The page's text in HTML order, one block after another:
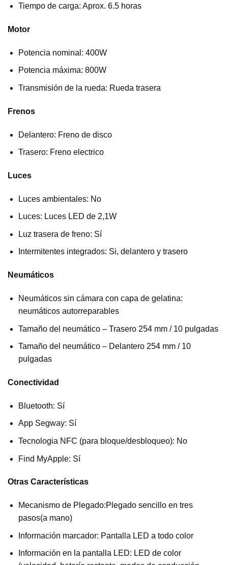
Tiempo de carga: Aprox. 6.5 horas
Motor
Potencia nominal: 400W
Potencia máxima: 800W
Transmisión de la rueda: Rueda trasera
Frenos
Delantero: Freno de disco
Trasero: Freno electrico
Luces
Luces ambientales: No
Luces: Luces LED de 2,1W
Luz trasera de freno: Sí
Intermitentes integrados: Si, delantero y trasero
Neumáticos
Neumáticos sin cámara con capa de gelatina:
neumáticos autorreparables
Tamaño del neumático – Trasero 254 mm / 10 pulgadas
Tamaño del neumático – Delantero 254 mm / 10
pulgadas
Conectividad
Bluetooth: Sí
App Segway: Sí
Tecnologia NFC (para bloque/desbloqueo): No
Find MyApple: Sí
Otras Características
Mecanismo de Plegado:Plegado sencillo en tres
pasos(a mano)
Información marcador: Pantalla LED a todo color
Información en la pantalla LED: LED de color